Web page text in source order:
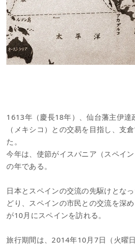
1613年（慶長18年）、仙台藩主伊達
（メキシコ）との交易を目指し、支
た。
今年は、使節がイスパニア（スペイ
の年である。
日本とスペインの交流の先駆けとな
どり、スペインの市民との交流を深
が10月にスペインを訪れる。
旅行期間は、2014年10月7日（火曜